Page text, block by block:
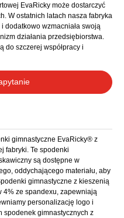
EvaRicky może dostarczyć
W ostatnich latach nasza fabryka
dodatkowo wzmacniała swoją
działania przedsiębiorstwa.
do szczerej współpracy i
gimnastyczne EvaRicky® z
fabryki. Te spodenki
są dostępne w
oddychającego materiału, aby
gimnastyczne z kieszenią
4% ze spandexu, zapewniają
personalizację logo i
spodenek gimnastycznych z